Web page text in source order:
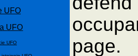
UFO
UFO
UFO
page.